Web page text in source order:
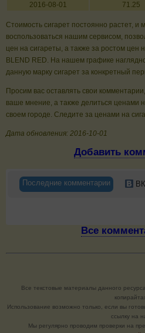
2016-08-01
71.25
Стоимость сигарет постоянно растет, и
воспользоваться нашим сервисом,
цен на сигареты, а также за ростом цен
BLEND RED. На нашем графике
данную марку сигарет за конкретный
Просим вас оставлять свои
ваше мнение, а также делиться ценами
своем городе. Следите за ценами на
Дата обновления: 2016-10-01
Добавить
Последние комментарии
Все
Все текстовые материалы данного
Использование возможно только, если вы
ссылку на
Мы регулярно проводим проверки на